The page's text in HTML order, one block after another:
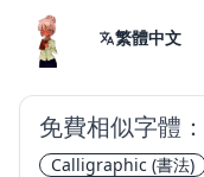
繁體中文
免費相似字體：
Calligraphic (書法)